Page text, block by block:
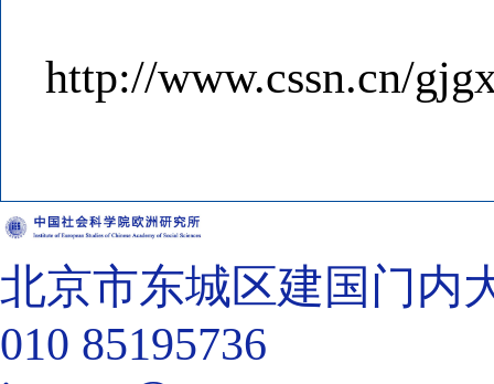
http://www.cssn.cn/
北京市东城区建国门内
010 85195736